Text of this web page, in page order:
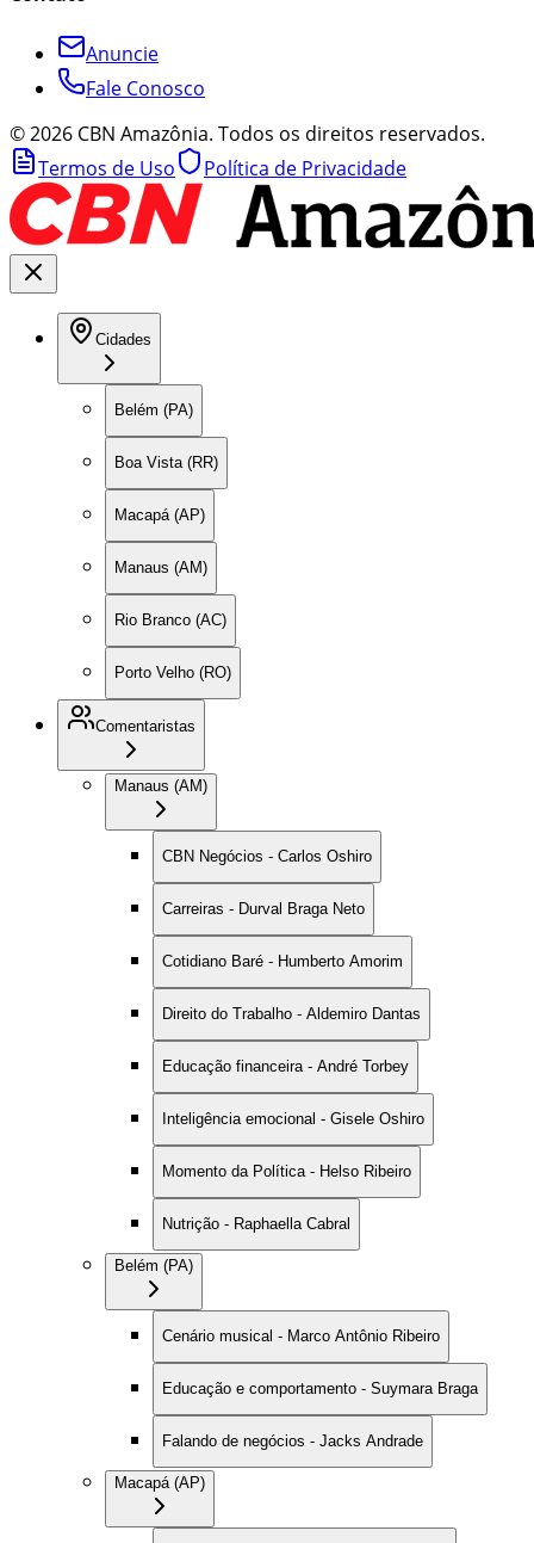
Anuncie
Fale Conosco
©2026 CBN Amazônia. Todos os direitos reservados.
Termos de Uso
Política de Privacidade
Cidades
Belém (PA)
Boa Vista (RR)
Macapá (AP)
Manaus (AM)
Rio Branco (AC)
Porto Velho (RO)
Comentaristas
Manaus (AM)
CBN Negócios - Carlos Oshiro
Carreiras - Durval Braga Neto
Cotidiano Baré - Humberto Amorim
Direito do Trabalho - Aldemiro Dantas
Educação financeira - André Torbey
Inteligência emocional - Gisele Oshiro
Momento da Política - Helso Ribeiro
Nutrição - Raphaella Cabral
Belém (PA)
Cenário musical - Marco Antônio Ribeiro
Educação e comportamento - Suymara Braga
Falando de negócios - Jacks Andrade
Macapá (AP)